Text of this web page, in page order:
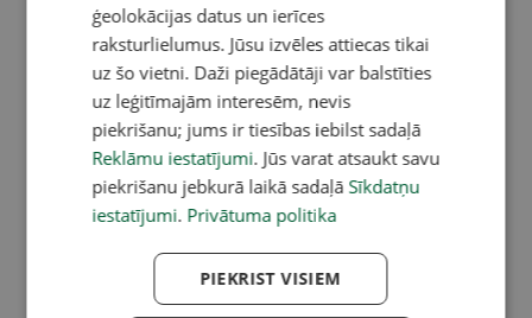
ģeolokācijas datus un ierīces
raksturlielumus. Jūsu izvēles attiecas tikai
uz šo vietni. Daži piegādātāji var balstīties
uz leģitīmajām interesēm, nevis
piekrišanu; jums ir tiesības iebilst sadaļā
Reklāmu iestatījumi. Jūs varat atsaukt savu
piekrišanu jebkurā laikā sadaļā Sīkdatņu
iestatījumi. Privātuma politika
PIEKRIST VISIEM